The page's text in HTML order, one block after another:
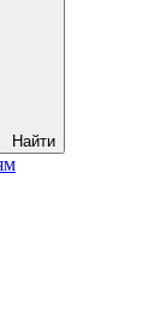
Найти